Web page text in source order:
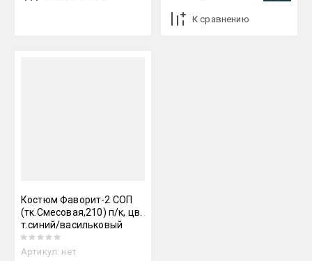
К сравнению
Костюм Фаворит-2 СОП
(тк.Смесовая,210) п/к, цв.
т.синий/васильковый
Артикул: нет